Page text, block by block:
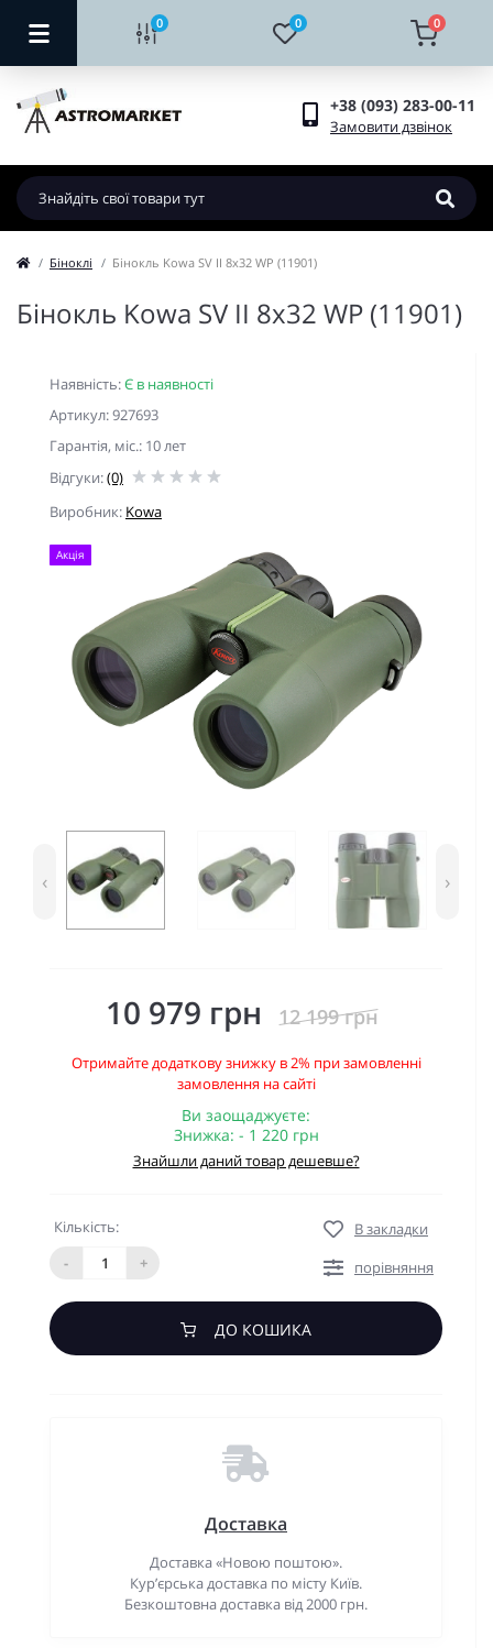
0 0 0
+38 (093) 283-00-11
Замовити дзвінок
Біноклі Бінокль Kowa SV II 8x32 WP (11901)
Бінокль Kowa SV II 8x32 WP (11901)
Наявність:Є в наявності
Артикул: 927693
Гарантiя, мic.: 10 лет
Відгуки:(0)
Виробник: Kowa
Акція
‹ ›
10 979 грн 12 199 грн
Отримайте додаткову знижку в 2% при замовленні
замовлення на сайті
Ви заощаджуєте:
Знижка: - 1 220 грн
Знайшли даний товар дешевше?
Кількість:
-
+
В закладки
порівняння
ДО КОШИКА
Доставка
Доставка «Новою поштою».
Кур’єрська доставка по місту Київ.
Безкоштовна доставка від 2000 грн.